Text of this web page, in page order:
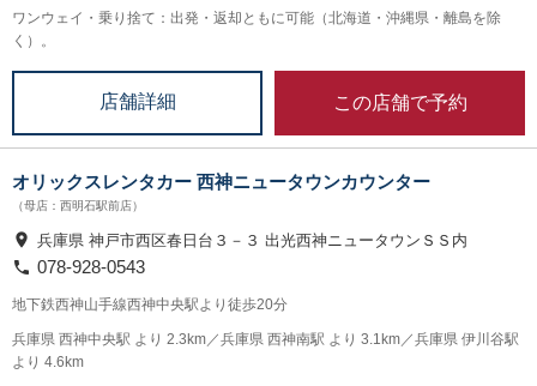
ワンウェイ・乗り捨て：出発・返却ともに可能（北海道・沖縄県・離島を除
く）。
店舗詳細 この店舗で予約
オリックスレンタカー 西神ニュータウンカウンター
（母店：西明石駅前店）
兵庫県 神戸市西区春日台３－３ 出光西神ニュータウンＳＳ内
078-928-0543
地下鉄西神山手線西神中央駅より徒歩20分
兵庫県 西神中央駅 より 2.3km／兵庫県 西神南駅 より 3.1km／兵庫県 伊川谷駅
より 4.6km